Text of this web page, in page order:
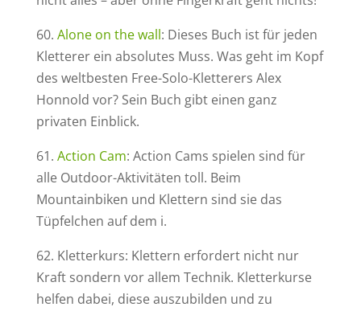
60. Alone on the wall: Dieses Buch ist für jeden
Kletterer ein absolutes Muss. Was geht im Kopf
des weltbesten Free-Solo-Kletterers Alex
Honnold vor? Sein Buch gibt einen ganz
privaten Einblick.
61. Action Cam: Action Cams spielen sind für
alle Outdoor-Aktivitäten toll. Beim
Mountainbiken und Klettern sind sie das
Tüpfelchen auf dem i.
62. Kletterkurs: Klettern erfordert nicht nur
Kraft sondern vor allem Technik. Kletterkurse
helfen dabei, diese auszubilden und zu